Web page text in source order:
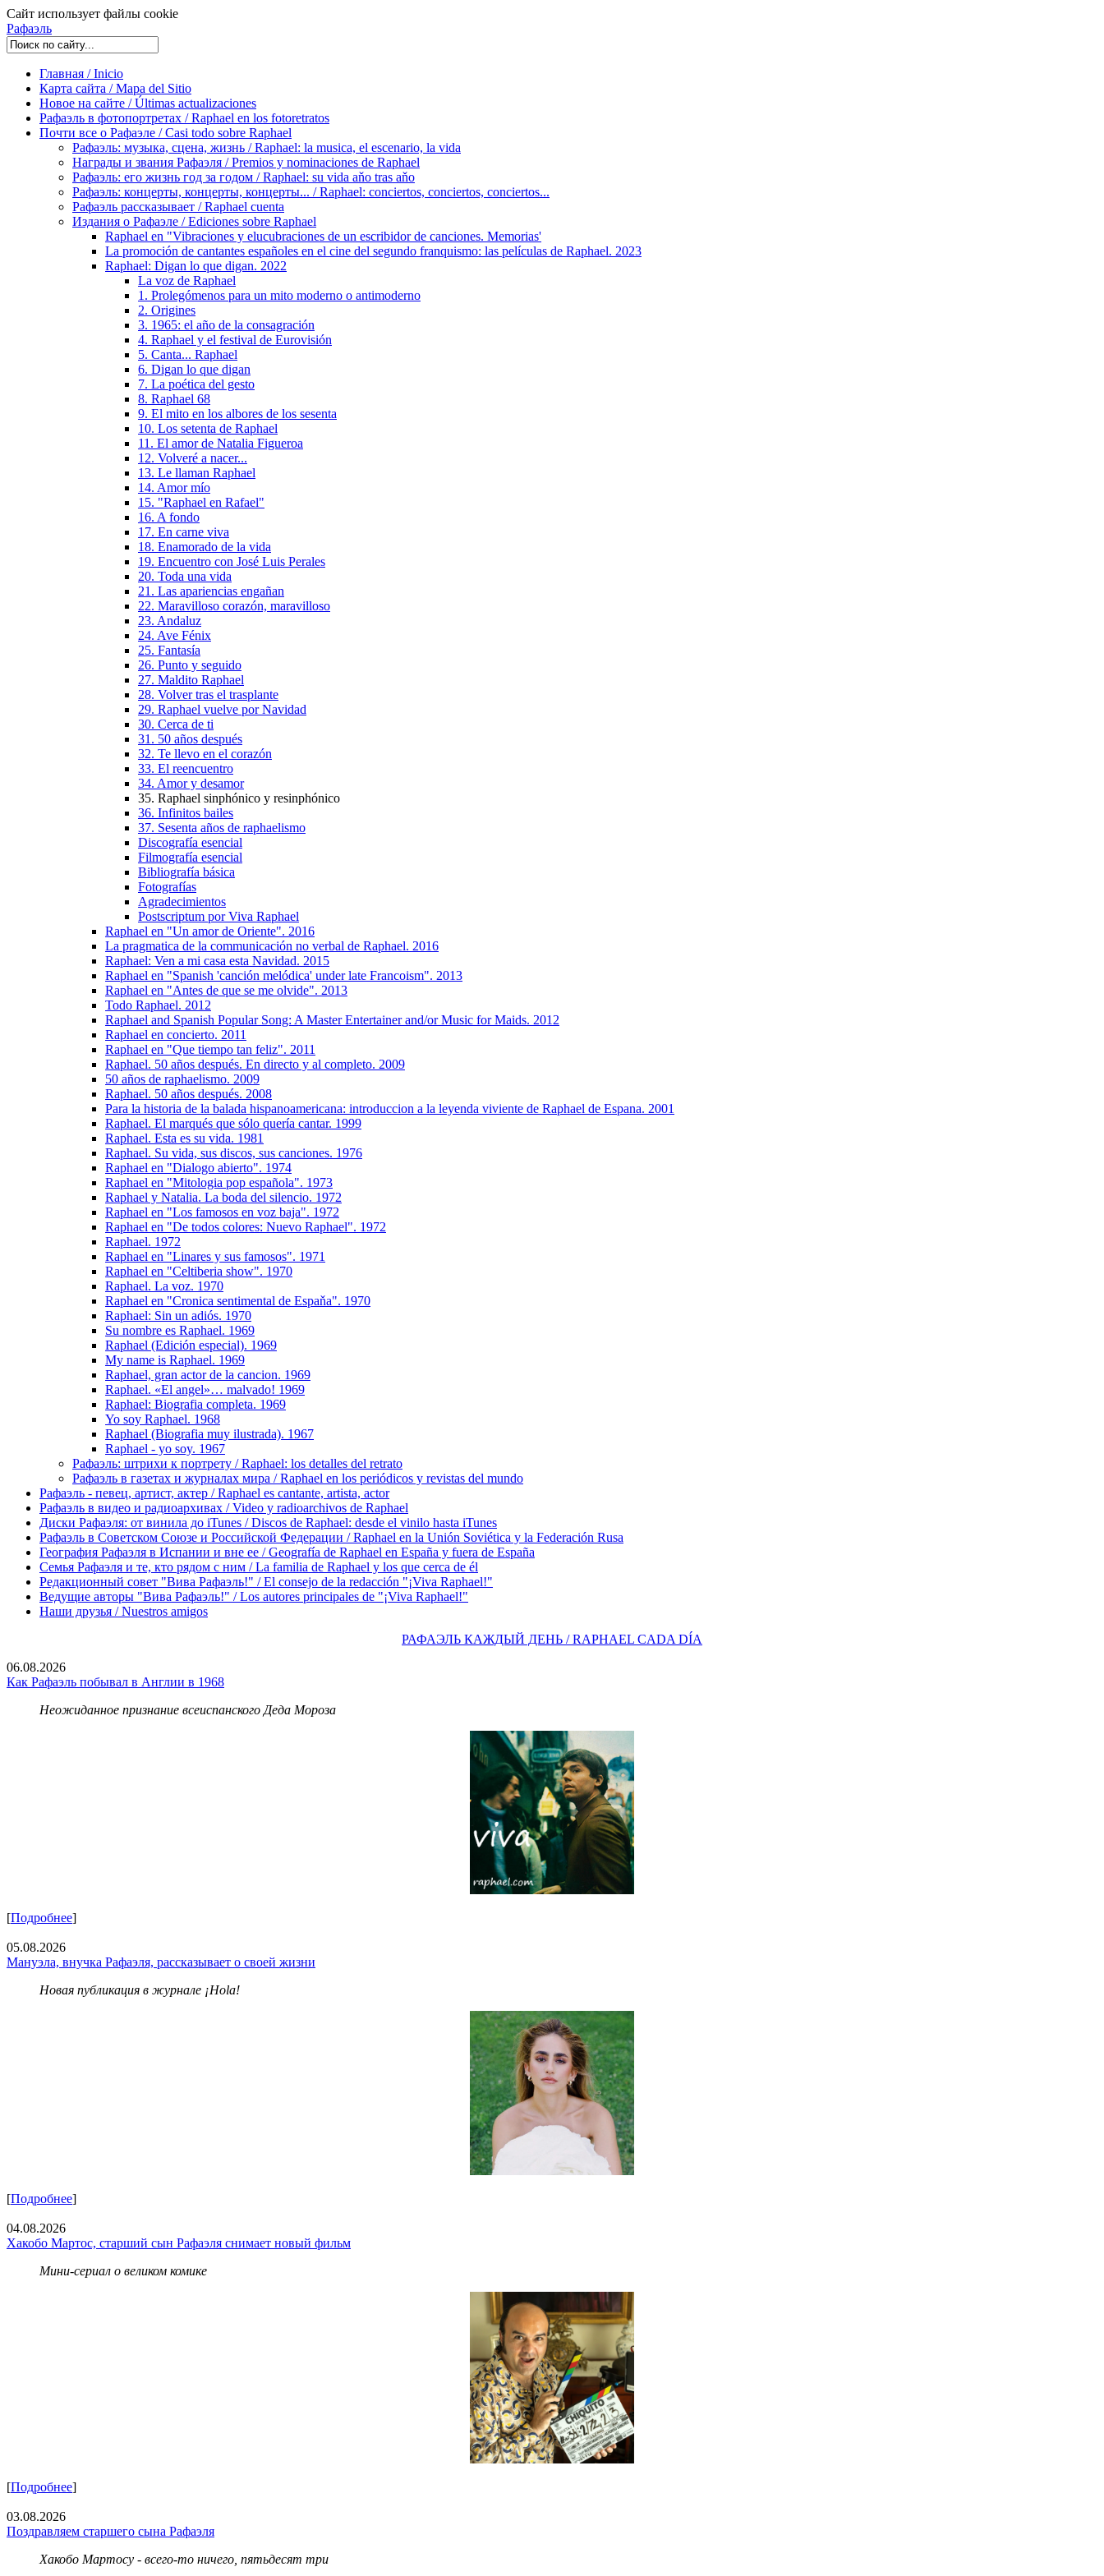
Сайт использует файлы cookie
Рафаэль
Главная / Inicio
Карта сайта / Mapa del Sitio
Новое на сайте / Últimas actualizaciones
Рафаэль в фотопортретах / Raphael en los fotoretratos
Почти все о Рафаэле / Casi todo sobre Raphael
Рафаэль: музыка, сцена, жизнь / Raphael: la musica, el escenario, la vida
Награды и звания Рафаэля / Premios y nominaciones de Raphael
Рафаэль: его жизнь год за годом / Raphael: su vida aňo tras aňo
Рафаэль: концерты, концерты, концерты... / Raphael: conciertos, сonciertos, сonciertos...
Рафаэль рассказывает / Raphael cuenta
Издания о Рафаэле / Ediciones sobre Raphael
Raphael en "Vibraciones y elucubraciones de un escribidor de canciones. Memorias'
La promoción de cantantes españoles en el cine del segundo franquismo: las películas de Raphael. 2023
Raphael: Digan lo que digan. 2022
La voz de Raphael
1. Prolegómenos para un mito moderno o antimoderno
2. Origines
3. 1965: el año de la consagración
4. Raphael y el festival de Eurovisión
5. Canta... Raphael
6. Digan lo que digan
7. La poética del gesto
8. Raphael 68
9. El mito en los albores de los sesenta
10. Los setenta de Raphael
11. El amor de Natalia Figueroa
12. Volveré a nacer...
13. Le llaman Raphael
14. Amor mío
15. "Raphael en Rafael"
16. A fondo
17. En carne viva
18. Enamorado de la vida
19. Encuentro con José Luis Perales
20. Toda una vida
21. Las apariencias engañan
22. Maravilloso corazón, maravilloso
23. Andaluz
24. Ave Fénix
25. Fantasía
26. Punto y seguido
27. Maldito Raphael
28. Volver tras el trasplante
29. Raphael vuelve por Navidad
30. Cerca de ti
31. 50 años después
32. Te llevo en el corazón
33. El reencuentro
34. Amor y desamor
35. Raphael sinphónico y resinphónico
36. Infinitos bailes
37. Sesenta años de raphaelismo
Discografía esencial
Filmografía esencial
Bibliografía básica
Fotografías
Agradecimientos
Postscriptum por Viva Raphael
Raphael en "Un amor de Oriente". 2016
La pragmatica de la communicación no verbal de Raphael. 2016
Raphael: Ven a mi casa esta Navidad. 2015
Raphael en "Spanish 'canción melódica' under late Francoism". 2013
Raphael en "Antes de que se me olvide". 2013
Todo Raphael. 2012
Raphael and Spanish Popular Song: A Master Entertainer and/or Music for Maids. 2012
Raphael en concierto. 2011
Raphael en "Que tiempo tan feliz". 2011
Raphael. 50 años después. En directo y al completo. 2009
50 años de raphaelismo. 2009
Raphael. 50 años después. 2008
Para la historia de la balada hispanoamericana: introduccion a la leyenda viviente de Raphael de Espana. 2001
Raphael. El marqués que sólo quería cantar. 1999
Raphael. Esta es su vida. 1981
Raphael. Su vida, sus discos, sus canciones. 1976
Raphael en "Dialogo abierto". 1974
Raphael en "Mitologia pop española". 1973
Raphael y Natalia. La boda del silencio. 1972
Raphael en "Los famosos en voz baja". 1972
Raphael en "De todos colores: Nuevo Raphael". 1972
Raphael. 1972
Raphael en "Linares y sus famosos". 1971
Raphael en "Celtiberia show". 1970
Raphael. La voz. 1970
Raphael en "Cronica sentimental de Espaňa". 1970
Raphael: Sin un adiós. 1970
Su nombre es Raphael. 1969
Raphael (Edición especial). 1969
My name is Raphael. 1969
Raphael, gran actor de la cancion. 1969
Raphael. «El angel»… malvado! 1969
Raphael: Biografia completa. 1969
Yo soy Raphael. 1968
Raphael (Biografia muy ilustrada). 1967
Raphael - yo soy. 1967
Рафаэль: штрихи к портрету / Raphael: los detalles del retrato
Рафаэль в газетах и журналах мира / Raphael en los periódicos y revistas del mundo
Рафаэль - певец, артист, актер / Raphael es cantante, artista, actor
Рафаэль в видео и радиоархивах / Video y radioarchivos de Raphael
Диски Рафаэля: от винила до iTunes / Discos de Raphael: desde el vinilo hasta iTunes
Рафаэль в Советском Союзе и Российской Федерации / Raphael en la Unión Soviética y la Federación Rusa
География Рафаэля в Испании и вне ее / Geografía de Raphael en España y fuera de España
Семья Рафаэля и те, кто рядом с ним / La familia de Raphael y los que cerca de él
Редакционный совет "Вива Рафаэль!" / El consejo de la redacción "¡Viva Raphael!"
Ведущие авторы "Вива Рафаэль!" / Los autores principales de "¡Viva Raphael!"
Наши друзья / Nuestros amigos
РАФАЭЛЬ КАЖДЫЙ ДЕНЬ / RAPHAEL CADA DÍA
06.08.2026
Как Рафаэль побывал в Англии в 1968
Неожиданное признание всеиспанского Деда Мороза
[Подробнее]
05.08.2026
Мануэла, внучка Рафаэля, рассказывает о своей жизни
Новая публикация в журнале ¡Hola!
[Подробнее]
04.08.2026
Хакобо Мартос, старший сын Рафаэля снимает новый фильм
Мини-сериал о великом комике
[Подробнее]
03.08.2026
Поздравляем старшего сына Рафаэля
Хакобо Мартосу - всего-то ничего, пятьдесят три